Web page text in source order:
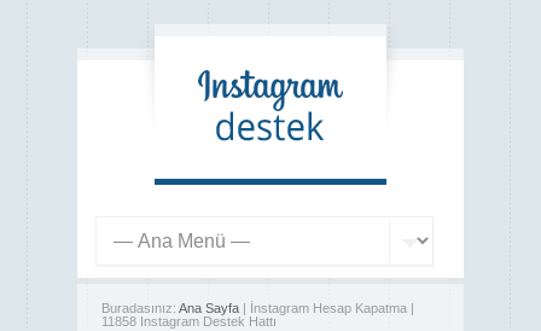
Buradasınız: Ana Sayfa | İnstagram Hesap Kapatma |
11858 Instagram Destek Hattı